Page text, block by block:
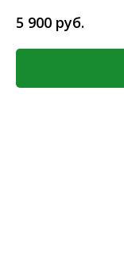
5 900 руб.